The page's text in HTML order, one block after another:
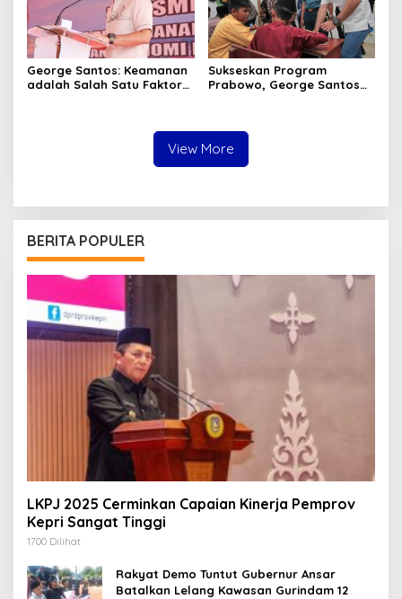
George Santos: Keamanan
adalah Salah Satu Faktor
Sukseskan Program
Prabowo, George Santos
View More
BERITA POPULER
LKPJ 2025 Cerminkan Capaian Kinerja Pemprov
Kepri Sangat Tinggi
1700 Dilihat
Rakyat Demo Tuntut Gubernur Ansar
Batalkan Lelang Kawasan Gurindam 12